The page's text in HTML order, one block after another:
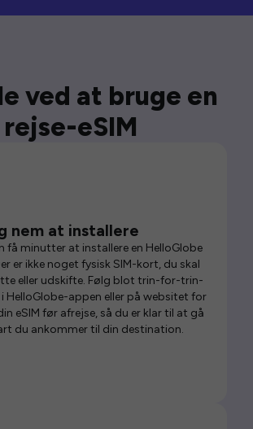
ved at bruge en
rejse-eSIM
nem at installere
få minutter at installere en HelloGlobe
er ikke noget fysisk SIM-kort, du skal
eller udskifte. Følg blot trin-for-trin-
HelloGlobe-appen eller på websitet for
eSIM før afrejse, så du er klar til at gå
du ankommer til din destination.